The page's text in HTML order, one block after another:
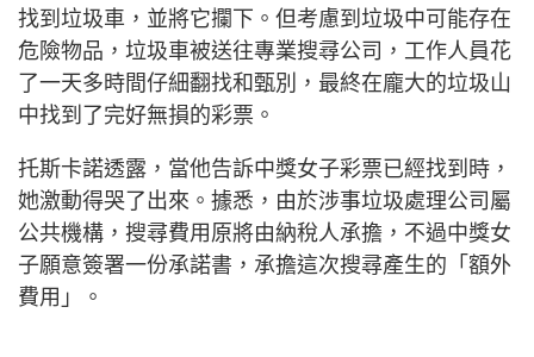
找到垃圾車，並將它攔下。但考慮到垃圾中可能存在
危險物品，垃圾車被送往專業搜尋公司，工作人員花
了一天多時間仔細翻找和甄別，最終在龐大的垃圾山
中找到了完好無損的彩票。
托斯卡諾透露，當他告訴中獎女子彩票已經找到時，
她激動得哭了出來。據悉，由於涉事垃圾處理公司屬
公共機構，搜尋費用原將由納稅人承擔，不過中獎女
子願意簽署一份承諾書，承擔這次搜尋產生的「額外
費用」。